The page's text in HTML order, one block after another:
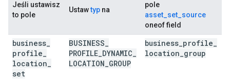
Jeśli ustawisz
to pole
Ustawtyp na
pole
asset_set_source
oneof field
business
profile
location
set
BUSINESS
PROFILE DYNAMIC
LOCATION GROUP
business profile
location group